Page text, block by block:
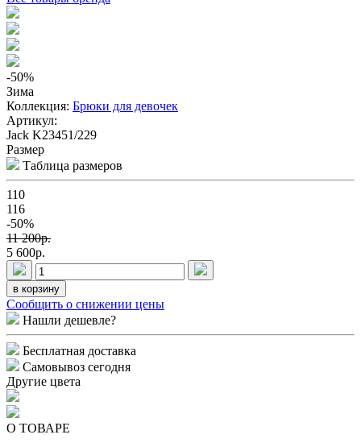
-50%
Зима
Коллекция: Брюки для девочек
Артикул:
Jack K23451/229
Размер
Таблица размеров
110
116
-50%
11 200p.
5 600p.
в корзину
Сообщить о снижении цены
Нашли дешевле?
Бесплатная доставка
Самовывоз сегодня
Другие цвета
О ТОВАРЕ